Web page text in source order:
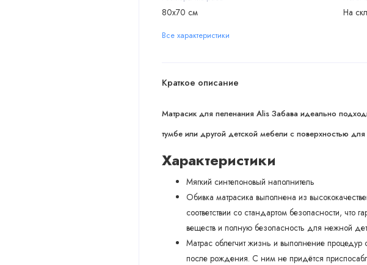
80х70 см На
Все характеристики
Краткое описание
Матрасик для пеленания Alis Забава идеально
тумбе или другой детской мебели с поверхностью для
Характеристики
Мягкий синтепоновый наполнитель
Обивка матрасика выполнена из
соответствии со стандартом безопасности, что
веществ и полную безопасность для нежной
Матрас облегчит жизнь и выполнение
после рождения. С ним не придётся